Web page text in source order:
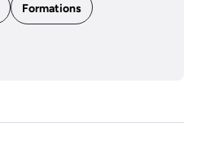
Formations